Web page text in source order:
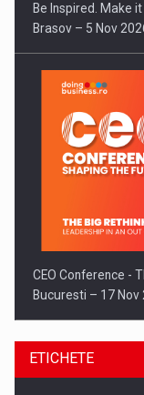
Be Inspired. Make
Brasov – 5 Nov
CEO Conference -
Bucuresti – 17 Nov
ETICHETE